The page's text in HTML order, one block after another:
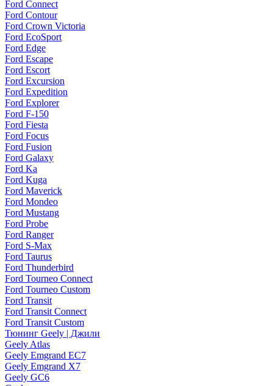
Ford Connect
Ford Contour
Ford Crown Victoria
Ford EcoSport
Ford Edge
Ford Escape
Ford Escort
Ford Excursion
Ford Expedition
Ford Explorer
Ford F-150
Ford Fiesta
Ford Focus
Ford Fusion
Ford Galaxy
Ford Ka
Ford Kuga
Ford Maverick
Ford Mondeo
Ford Mustang
Ford Probe
Ford Ranger
Ford S-Max
Ford Taurus
Ford Thunderbird
Ford Tourneo Connect
Ford Tourneo Custom
Ford Transit
Ford Transit Connect
Ford Transit Custom
Тюнинг Geely | Джили
Geely Atlas
Geely Emgrand EC7
Geely Emgrand X7
Geely GC6